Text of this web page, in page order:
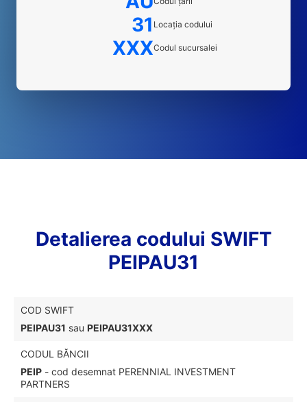
31 Locația codului
XXXCodul sucursalei
Detalierea codului SWIFT
PEIPAU31
COD SWIFT
PEIPAU31 sau PEIPAU31XXX
CODUL BĂNCII
PEIP - cod desemnat PERENNIAL INVESTMENT
PARTNERS